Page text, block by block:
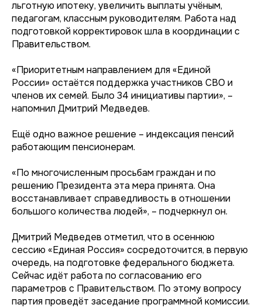
льготную ипотеку, увеличить выплаты учёным,
педагогам, классным руководителям. Работа над
подготовкой корректировок шла в координации с
Правительством.
«Приоритетным направлением для «Единой
России» остаётся поддержка участников СВО и
членов их семей. Было 34 инициативы партии», –
напомнил Дмитрий Медведев.
Ещё одно важное решение – индексация пенсий
работающим пенсионерам.
«По многочисленным просьбам граждан и по
решению Президента эта мера принята. Она
восстанавливает справедливость в отношении
большого количества людей», – подчеркнул он.
Дмитрий Медведев отметил, что в осеннюю
сессию «Единая Россия» сосредоточится, в первую
очередь, на подготовке федерального бюджета.
Сейчас идёт работа по согласованию его
параметров с Правительством. По этому вопросу
партия проведёт заседание программной комиссии.